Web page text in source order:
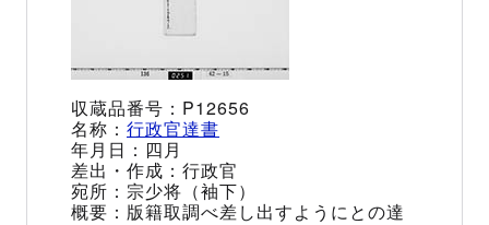
P12656
行政官達書
四月
行政官
宗少将（袖下）
版籍取調べ差し出すようにとの達